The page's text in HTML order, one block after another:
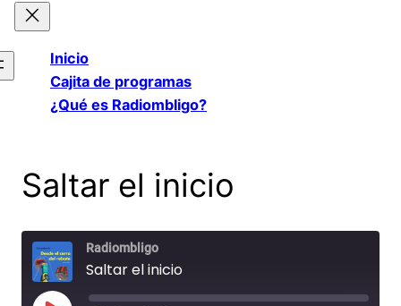
Inicio
Cajita de programas
¿Qué es Radiombligo?
Saltar el inicio
Radiombligo
Saltar el inicio